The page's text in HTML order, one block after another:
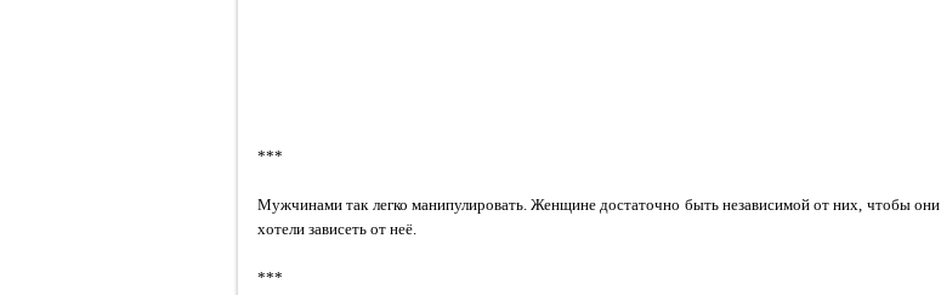
***
Мужчинами так легко манипулировать. Женщине достаточно быть независимой от них, чтобы они
хотели зависеть от неё.
***